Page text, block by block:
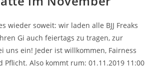
wieder soweit: wir laden alle BJJ Freaks
Gi auch feiertags zu tragen, zur
uns ein! Jeder ist willkommen, Fairness
Pflicht. Also kommt rum: 01.11.2019 11:00